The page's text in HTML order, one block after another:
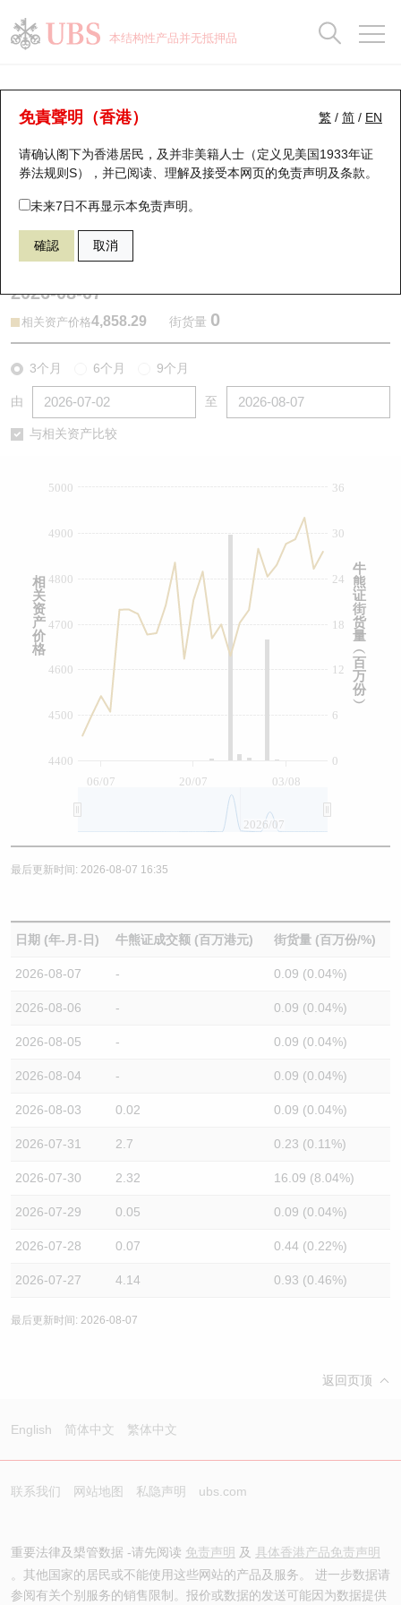
本结构性产品并无抵押品
繁 / 简 / EN
免責聲明（香港）
请确认阁下为香港居民，及并非美籍人士（定义见美国1933年证
券法规则S），并已阅读、理解及接受本网页的免责声明及条款。
未来7日不再显示本免责声明。
確認 取消
牛熊证分析仪
表现 街货统计 比较
68031 瑞银牛证 HSTECH 恒生科技指数
2026-08-07
相关资产价格4,858.29 街货量 0
3个月 6个月 9个月
由 至
与相关资产比较
06/07 20/07 03/08
0
6
12
18
24
30
36
4400
4500
4600
4700
4800
4900
5000
2026/07
牛
熊
证
街
货
量
︵
百
万
份
︶
相
关
资
产
价
格
最后更新时间: 2026-08-07 16:35
日期 (年-月-日) 牛熊证成交额 (百万港元) 街货量 (百万份/%)
2026-08-07 - 0.09 (0.04%)
2026-08-06 - 0.09 (0.04%)
2026-08-05 - 0.09 (0.04%)
2026-08-04 - 0.09 (0.04%)
2026-08-03 0.02 0.09 (0.04%)
2026-07-31 2.7 0.23 (0.11%)
2026-07-30 2.32 16.09 (8.04%)
2026-07-29 0.05 0.09 (0.04%)
2026-07-28 0.07 0.44 (0.22%)
2026-07-27 4.14 0.93 (0.46%)
最后更新时间: 2026-08-07
返回页顶
English 简体中文 繁体中文
联系我们 网站地图 私隐声明 ubs.com
重要法律及槼管数据 -请先阅读 免责声明 及 具体香港产品免责声明
。其他国家的居民或不能使用这些网站的产品及服务。 进一步数据请
参阅有关个别服务的销售限制。报价或数据的发送可能因为数据提供
瑞银认股证一览
新发行瑞银认股证
即将到期认股证
认股证到期结算价查找
认股证分析仪
认股证/牛熊证日志
街货统计
比较
牛熊全景快搜
牛熊证搜寻
牛熊证街货分布图
正股牛熊证列表
新发行瑞银牛熊证
牛熊证到期结算价查找
牛熊证文件及公告 (瑞信)
街货统计
比较
十大升幅/跌幅
十大认股证成交分布
十天股证占大市成交
资金流
街货统计
正股分析仪
二十大活跃股份
恒指成份股
国指成份股
科指成份股
中资ETFs溢价比较
收市竞价变化
持股比重
显示所有持股比重
每月轮证大市专题
轮证专栏
讲座及教育短片
认股证投资者教育
牛熊证投资者教育